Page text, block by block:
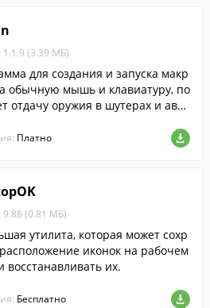
ремонт - ставьте в ангар. Б
выполняйте ваши должностн
и производите как мож
улучшений на рабочем мест
будет отмечено повышением
1.1.9 (3.39 МБ)
для создания и запуска макр
обычную мышь и клавиатуру, по
отдачу оружия в шутерах и авто
Платно
9.88 (0.81 МБ)
утилита, которая может сохр
иконок на рабочем
восстанавливать их.
Бесплатно